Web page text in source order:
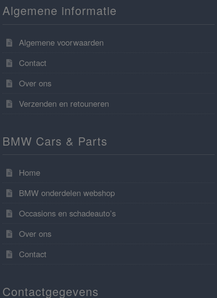
Algemene informatie
Algemene voorwaarden
Contact
Over ons
Verzenden en retouneren
BMW Cars & Parts
Home
BMW onderdelen webshop
Occasions en schadeauto’s
Over ons
Contact
Contactgegevens